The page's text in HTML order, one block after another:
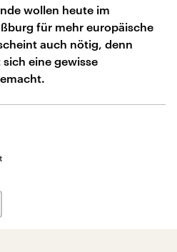
wollen heute im
für mehr europäische
auch nötig, denn
eine gewisse